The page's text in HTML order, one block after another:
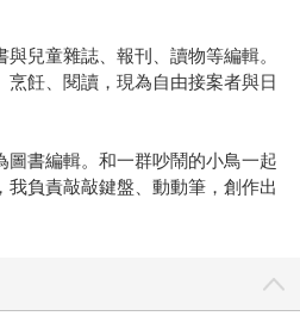
兒童雜誌、報刊、讀物等編輯。
飪、閱讀，現為自由接案者與日
圖書編輯。和一群吵鬧的小鳥一起
負責敲敲鍵盤、動動筆，創作出